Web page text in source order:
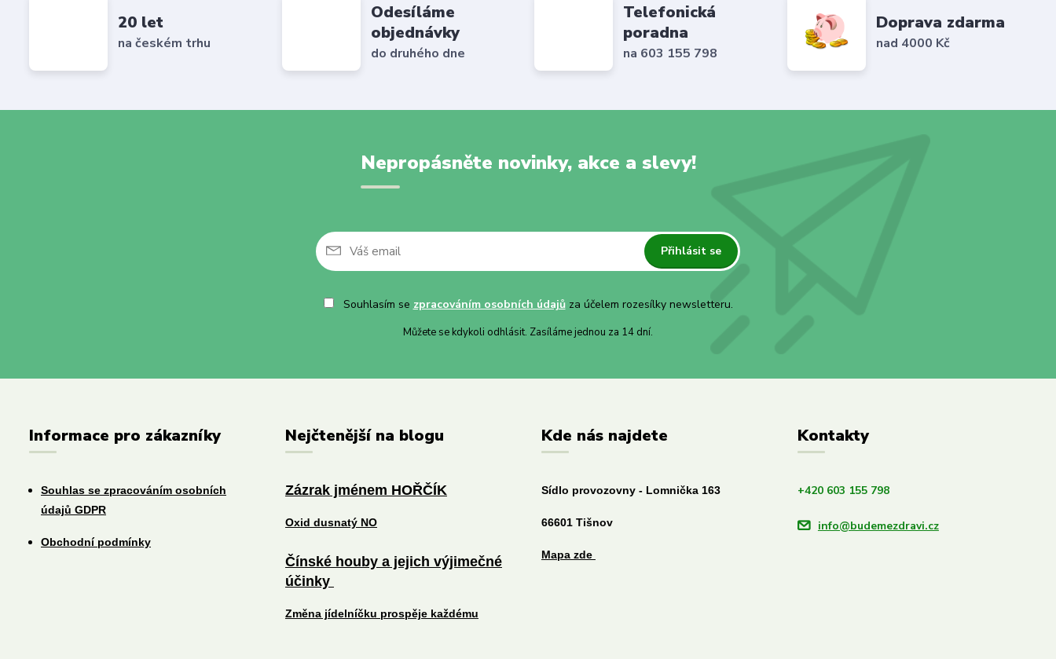
20 let
na českém trhu
Odesíláme
objednávky
do druhého dne
Telefonická
poradna
na 603 155 798
Doprava zdarma
nad 4000 Kč
Nepropásněte novinky, akce a slevy!
Přihlásit se
Souhlasím se zpracováním osobních údajůza účelem rozesílky newsletteru.
Můžete se kdykoli odhlásit. Zasíláme jednou za 14 dní.
Informace pro zákazníky
Souhlas se zpracováním osobních
údajů GDPR
Obchodní podmínky
Nejčtenější na blogu
Zázrak jménem HOŘČÍK
Oxid dusnatý NO
Čínské houby a jejich výjimečné
účinky
Změna jídelníčku prospěje každému
Kde nás najdete
Sídlo provozovny - Lomnička 163
66601 Tišnov
Mapa zde
Kontakty
+420 603 155 798
info@budemezdravi.cz